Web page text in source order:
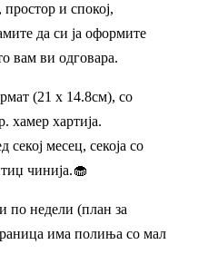
и спокој,
да си ја оформите
вам ви одговара.
(21 x 14.8см), со
хамер хартија.
месец, секоја со
чинија.🧁
по недели (план за
има полиња со мал